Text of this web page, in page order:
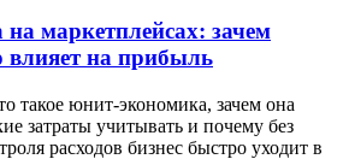
маркетплейсах: зачем
влияет на прибыль
такое юнит‑экономика, зачем она
затраты учитывать и почему без
расходов бизнес быстро уходит в